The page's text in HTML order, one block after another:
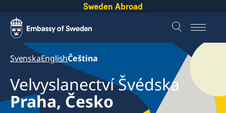
Sweden Abroad
SvenskaEnglishČeština
Velvyslanectví Švédska
Praha, Česko